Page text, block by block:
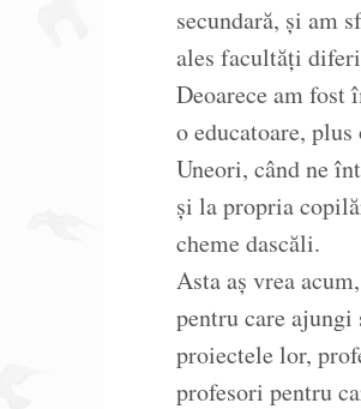
secundară, și am
ales facultăți
Deoarece am fost
o educatoare,
Uneori, când ne
și la propria
cheme dascăli.
Asta aș vrea
pentru care
proiectele lor,
profesori pentru